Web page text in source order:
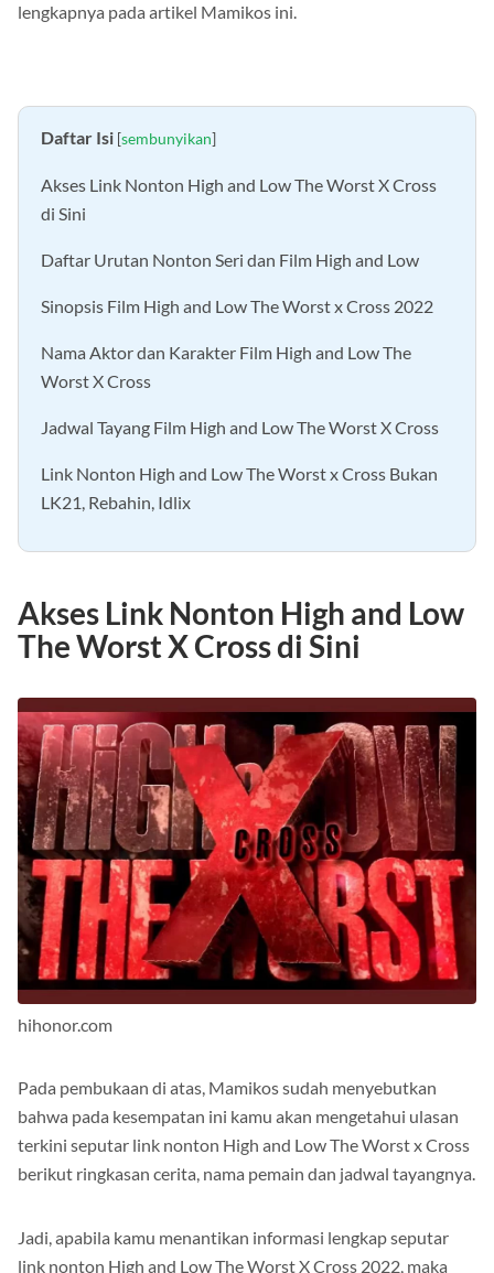
lengkapnya pada artikel Mamikos ini.
Daftar Isi [sembunyikan]
Akses Link Nonton High and Low The Worst X Cross
di Sini
Daftar Urutan Nonton Seri dan Film High and Low
Sinopsis Film High and Low The Worst x Cross 2022
Nama Aktor dan Karakter Film High and Low The
Worst X Cross
Jadwal Tayang Film High and Low The Worst X Cross
Link Nonton High and Low The Worst x Cross Bukan
LK21, Rebahin, Idlix
Akses Link Nonton High and Low
The Worst X Cross di Sini
hihonor.com
Pada pembukaan di atas, Mamikos sudah menyebutkan
bahwa pada kesempatan ini kamu akan mengetahui ulasan
terkini seputar link nonton High and Low The Worst x Cross
berikut ringkasan cerita, nama pemain dan jadwal tayangnya.
Jadi, apabila kamu menantikan informasi lengkap seputar
link nonton High and Low The Worst X Cross 2022, maka